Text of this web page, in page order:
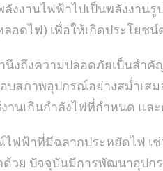
านไฟฟ้าไปเป็นพลังงานรู
อดไฟ) เพื่อให้เกิดประโยช
งถึงความปลอดภัยเป็นสำคั
สภาพอุปกรณ์อย่างสม่ำเสม
นเกินกำลังไฟที่กำหนด แล
ฟฟ้าที่มีฉลากประหยัดไฟ เ
วย ปัจจุบันมีการพัฒนาอุป